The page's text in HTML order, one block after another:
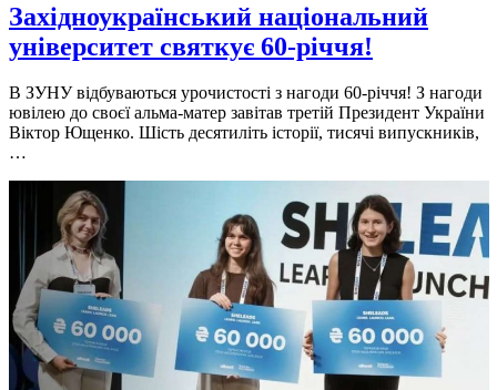
Західноукраїнський національний
університет святкує 60-річчя!
В ЗУНУ відбуваються урочистості з нагоди 60-річчя! З нагоди
ювілею до своєї альма-матер завітав третій Президент України
Віктор Ющенко. Шість десятиліть історії, тисячі випускників,
…